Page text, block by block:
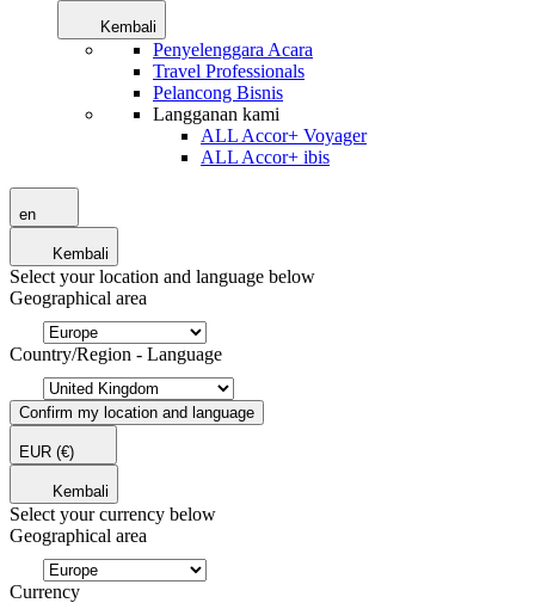
Kembali
Penyelenggara Acara
Travel Professionals
Pelancong Bisnis
Langganan kami
ALL Accor+ Voyager
ALL Accor+ ibis
en
Kembali
Select your location and language below
Geographical area
Country/Region - Language
Confirm my location and language
EUR (€)
Kembali
Select your currency below
Geographical area
Currency